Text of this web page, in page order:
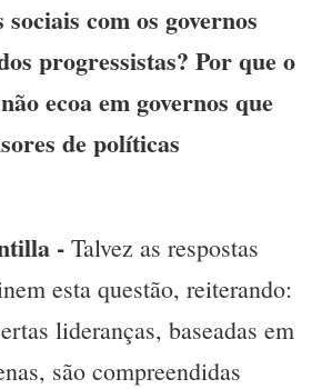
com os governos
progressistas? Por que o
ecoa em governos que
de políticas
-Talvez as respostas
esta questão, reiterando:
lideranças, baseadas em
são compreendidas